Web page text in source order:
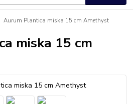
Aurum Plantica miska 15 cm Amethyst
miska 15 cm